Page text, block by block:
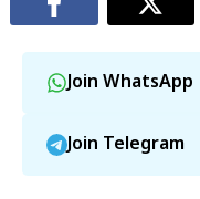
Join WhatsApp
Join Telegram